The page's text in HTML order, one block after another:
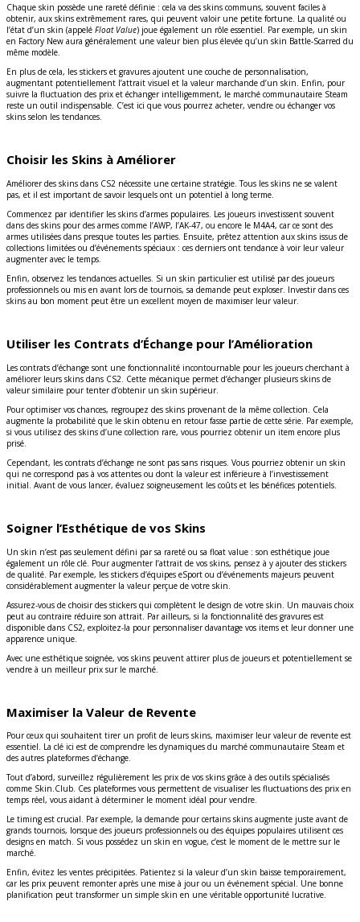
Chaque skin possède une rareté définie : cela va des skins communs, souvent faciles à
obtenir, aux skins extrêmement rares, qui peuvent valoir une petite fortune. La qualité ou
l’état d’un skin (appelé Float Value) joue également un rôle essentiel. Par exemple, un skin
en Factory New aura généralement une valeur bien plus élevée qu’un skin Battle-Scarred du
même modèle.
En plus de cela, les stickers et gravures ajoutent une couche de personnalisation,
augmentant potentiellement l’attrait visuel et la valeur marchande d’un skin. Enfin, pour
suivre la fluctuation des prix et échanger intelligemment, le marché communautaire Steam
reste un outil indispensable. C’est ici que vous pourrez acheter, vendre ou échanger vos
skins selon les tendances.
Choisir les Skins à Améliorer
Améliorer des skins dans CS2 nécessite une certaine stratégie. Tous les skins ne se valent
pas, et il est important de savoir lesquels ont un potentiel à long terme.
Commencez par identifier les skins d’armes populaires. Les joueurs investissent souvent
dans des skins pour des armes comme l’AWP, l’AK-47, ou encore le M4A4, car ce sont des
armes utilisées dans presque toutes les parties. Ensuite, prêtez attention aux skins issus de
collections limitées ou d’événements spéciaux : ces derniers ont tendance à voir leur valeur
augmenter avec le temps.
Enfin, observez les tendances actuelles. Si un skin particulier est utilisé par des joueurs
professionnels ou mis en avant lors de tournois, sa demande peut exploser. Investir dans ces
skins au bon moment peut être un excellent moyen de maximiser leur valeur.
Utiliser les Contrats d’Échange pour l’Amélioration
Les contrats d’échange sont une fonctionnalité incontournable pour les joueurs cherchant à
améliorer leurs skins dans CS2. Cette mécanique permet d’échanger plusieurs skins de
valeur similaire pour tenter d’obtenir un skin supérieur.
Pour optimiser vos chances, regroupez des skins provenant de la même collection. Cela
augmente la probabilité que le skin obtenu en retour fasse partie de cette série. Par exemple,
si vous utilisez des skins d’une collection rare, vous pourriez obtenir un item encore plus
prisé.
Cependant, les contrats d’échange ne sont pas sans risques. Vous pourriez obtenir un skin
qui ne correspond pas à vos attentes ou dont la valeur est inférieure à l’investissement
initial. Avant de vous lancer, évaluez soigneusement les coûts et les bénéfices potentiels.
Soigner l’Esthétique de vos Skins
Un skin n’est pas seulement défini par sa rareté ou sa float value : son esthétique joue
également un rôle clé. Pour augmenter l’attrait de vos skins, pensez à y ajouter des stickers
de qualité. Par exemple, les stickers d’équipes eSport ou d’événements majeurs peuvent
considérablement augmenter la valeur perçue de votre skin.
Assurez-vous de choisir des stickers qui complètent le design de votre skin. Un mauvais choix
peut au contraire réduire son attrait. Par ailleurs, si la fonctionnalité des gravures est
disponible dans CS2, exploitez-la pour personnaliser davantage vos items et leur donner une
apparence unique.
Avec une esthétique soignée, vos skins peuvent attirer plus de joueurs et potentiellement se
vendre à un meilleur prix sur le marché.
Maximiser la Valeur de Revente
Pour ceux qui souhaitent tirer un profit de leurs skins, maximiser leur valeur de revente est
essentiel. La clé ici est de comprendre les dynamiques du marché communautaire Steam et
des autres plateformes d’échange.
Tout d’abord, surveillez régulièrement les prix de vos skins grâce à des outils spécialisés
comme Skin.Club. Ces plateformes vous permettent de visualiser les fluctuations des prix en
temps réel, vous aidant à déterminer le moment idéal pour vendre.
Le timing est crucial. Par exemple, la demande pour certains skins augmente juste avant de
grands tournois, lorsque des joueurs professionnels ou des équipes populaires utilisent ces
designs en match. Si vous possédez un skin en vogue, c’est le moment de le mettre sur le
marché.
Enfin, évitez les ventes précipitées. Patientez si la valeur d’un skin baisse temporairement,
car les prix peuvent remonter après une mise à jour ou un événement spécial. Une bonne
planification peut transformer un simple skin en une véritable opportunité lucrative.